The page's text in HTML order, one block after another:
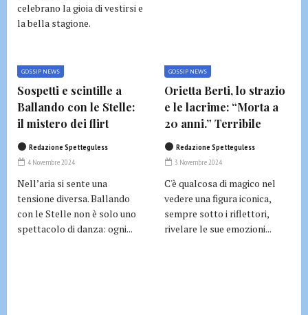
celebrano la gioia di vestirsi e
la bella stagione.
GOSSIP NEWS
Sospetti e scintille a
Ballando con le Stelle:
il mistero dei flirt
Redazione Spetteguless
4 Novembre 2024
Nell’aria si sente una
tensione diversa. Ballando
con le Stelle non è solo uno
spettacolo di danza: ogni...
GOSSIP NEWS
Orietta Berti, lo strazio
e le lacrime: “Morta a
20 anni.” Terribile
Redazione Spetteguless
3 Novembre 2024
C'è qualcosa di magico nel
vedere una figura iconica,
sempre sotto i riflettori,
rivelare le sue emozioni...